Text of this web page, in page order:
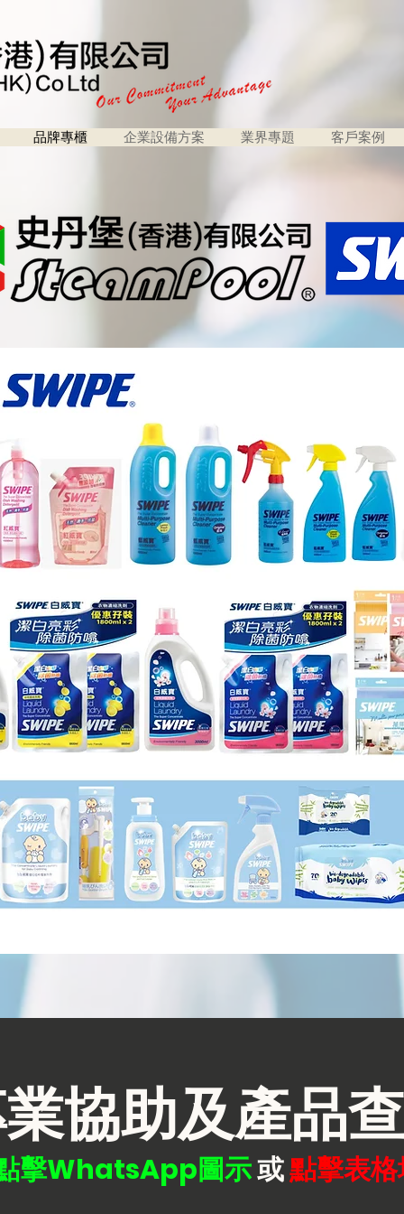
品牌專櫃 企業設備方案 業界專題 客戶案例
協助及產品
擊WhatsApp圖示或點擊表